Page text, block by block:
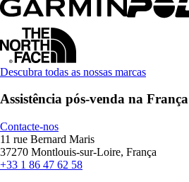
Descubra todas as nossas marcas
Assistência pós-venda na França
Contacte-nos
11 rue Bernard Maris
37270 Montlouis-sur-Loire, França
+33 1 86 47 62 58